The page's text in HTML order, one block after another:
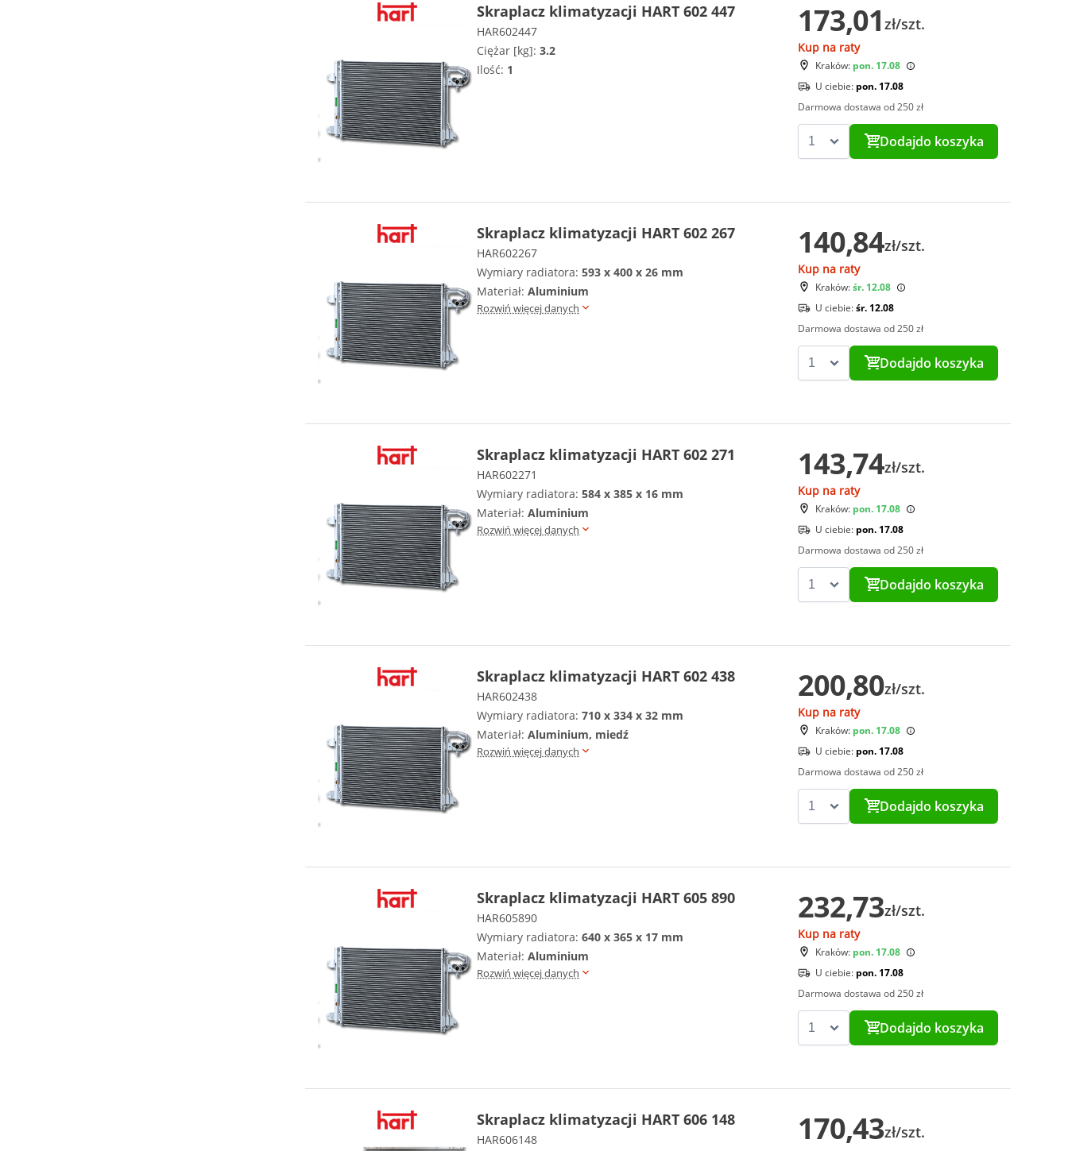
Skraplacz klimatyzacji HART 602 447
HAR602447
Ciężar [kg]: 3.2
Ilość: 1
173,01 zł/szt.
Kup na raty
Kraków: pon. 17.08
U ciebie: pon. 17.08
Darmowa dostawa od 250 zł
Dodajdo koszyka
Skraplacz klimatyzacji HART 602 267
HAR602267
Wymiary radiatora: 593 x 400 x 26 mm
Materiał: Aluminium
Rozwiń więcej danych
140,84zł/szt.
Kup na raty
Kraków:śr. 12.08
U ciebie:śr. 12.08
Darmowa dostawa od 250 zł
Dodajdo koszyka
Skraplacz klimatyzacji HART 602 271
HAR602271
Wymiary radiatora: 584 x 385 x 16 mm
Materiał: Aluminium
Rozwiń więcej danych
143,74zł/szt.
Kup na raty
Kraków: pon. 17.08
U ciebie: pon. 17.08
Darmowa dostawa od 250 zł
Dodajdo koszyka
Skraplacz klimatyzacji HART 602 438
HAR602438
Wymiary radiatora: 710 x 334 x 32 mm
Materiał: Aluminium, miedź
Rozwiń więcej danych
200,80zł/szt.
Kup na raty
Kraków: pon. 17.08
U ciebie: pon. 17.08
Darmowa dostawa od 250 zł
Dodajdo koszyka
Skraplacz klimatyzacji HART 605 890
HAR605890
Wymiary radiatora: 640 x 365 x 17 mm
Materiał: Aluminium
Rozwiń więcej danych
232,73zł/szt.
Kup na raty
Kraków: pon. 17.08
U ciebie: pon. 17.08
Darmowa dostawa od 250 zł
Dodajdo koszyka
Skraplacz klimatyzacji HART 606 148
HAR606148 170,43zł/szt.